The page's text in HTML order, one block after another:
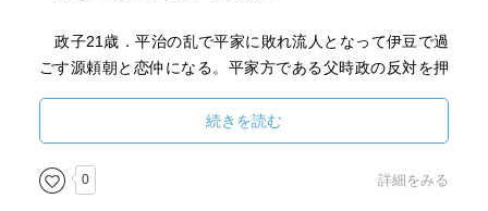
政子21歳．平治の乱で平家に敗れ流人となって伊豆で過
ごす源頼朝と恋仲になる。平家方である父時政の反対を押
頼朝は勢力をのばすべく、山木兼隆（一度は政子と婚約し
た）を倒し、人質として家に置いていたその息子の義高も
殺してしまう。義高は当時まだ6歳だった頼朝の娘大姫のい
いなずけだった。
続きを読む
0 詳細をみる